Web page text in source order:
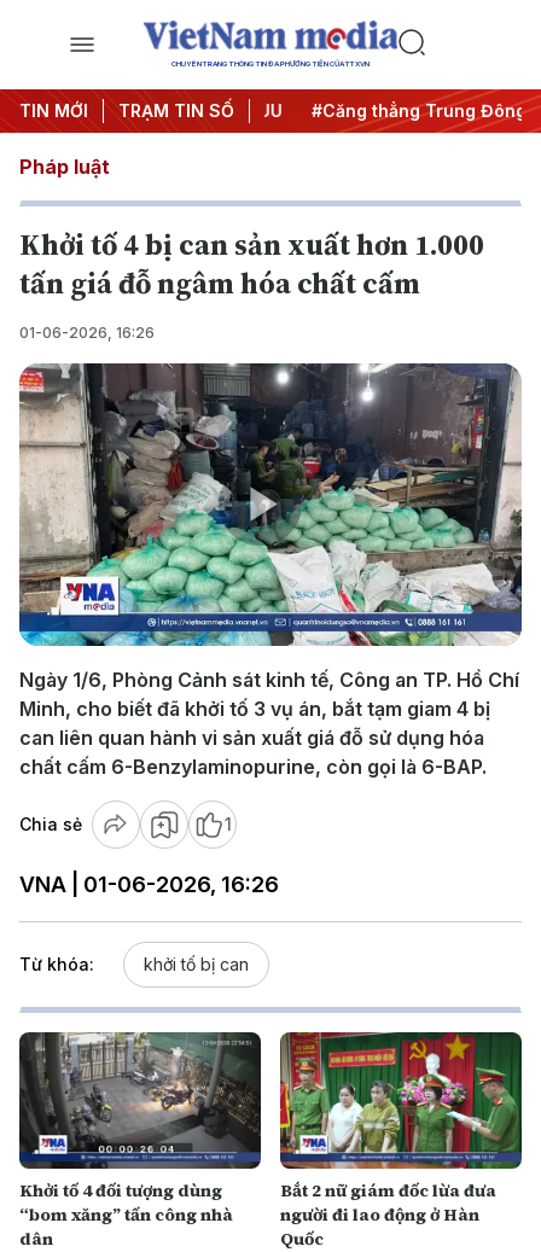
CHUYÊN TRANG THÔNG TIN ĐA PHƯƠNG TIỆN CỦA TTXVN
TIN MỚI TRẠM TIN SỐ
đêm #Chống khai thác IUU #Căng thẳng Trung Đông
Pháp luật
Khởi tố 4 bị can sản xuất hơn 1.000
tấn giá đỗ ngâm hóa chất cấm
01-06-2026, 16:26
Play
Video
Ngày 1/6, Phòng Cảnh sát kinh tế, Công an TP. Hồ Chí
Minh, cho biết đã khởi tố 3 vụ án, bắt tạm giam 4 bị
can liên quan hành vi sản xuất giá đỗ sử dụng hóa
chất cấm 6-Benzylaminopurine, còn gọi là 6-BAP.
Chia sẻ 1
VNA | 01-06-2026, 16:26
Từ khóa: khởi tố bị can
Khởi tố 4 đối tượng dùng
“bom xăng” tấn công nhà
dân
Bắt 2 nữ giám đốc lừa đưa
người đi lao động ở Hàn
Quốc